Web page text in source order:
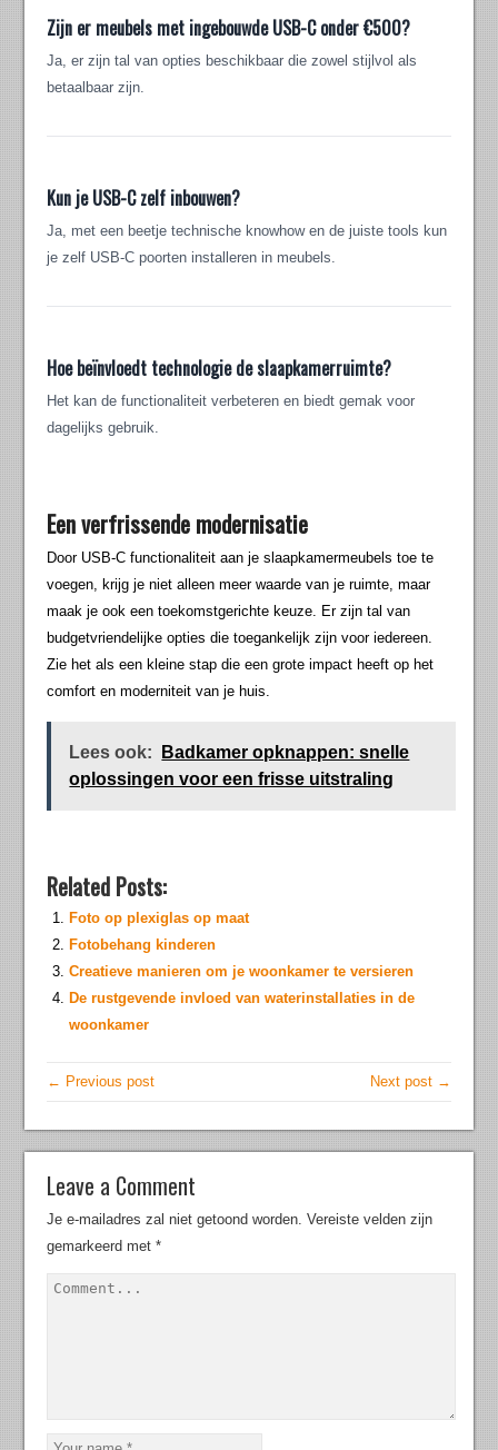
Zijn er meubels met ingebouwde USB-C onder €500?
Ja, er zijn tal van opties beschikbaar die zowel stijlvol als
betaalbaar zijn.
Kun je USB-C zelf inbouwen?
Ja, met een beetje technische knowhow en de juiste tools kun
je zelf USB-C poorten installeren in meubels.
Hoe beïnvloedt technologie de slaapkamerruimte?
Het kan de functionaliteit verbeteren en biedt gemak voor
dagelijks gebruik.
Een verfrissende modernisatie
Door USB-C functionaliteit aan je slaapkamermeubels toe te
voegen, krijg je niet alleen meer waarde van je ruimte, maar
maak je ook een toekomstgerichte keuze. Er zijn tal van
budgetvriendelijke opties die toegankelijk zijn voor iedereen.
Zie het als een kleine stap die een grote impact heeft op het
comfort en moderniteit van je huis.
Lees ook:
Badkamer opknappen: snelle
oplossingen voor een frisse uitstraling
Related Posts:
Foto op plexiglas op maat
Fotobehang kinderen
Creatieve manieren om je woonkamer te versieren
De rustgevende invloed van waterinstallaties in de
woonkamer
← Previous post Next post →
Leave a Comment
Je e-mailadres zal niet getoond worden. Vereiste velden zijn
gemarkeerd met*